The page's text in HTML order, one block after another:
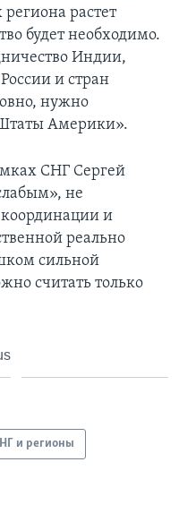
растет
будет необходимо.
Индии,
и стран
нужно
Америки».
СНГ Сергей
не
и
реально
сильной
считать только
и регионы